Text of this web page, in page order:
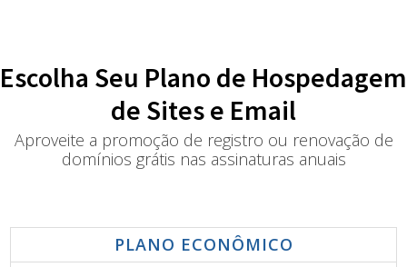
Escolha Seu Plano de Hospedagem
de Sites e Email
Aproveite a promoção de registro ou renovação de
domínios grátis nas assinaturas anuais
PLANO ECONÔMICO